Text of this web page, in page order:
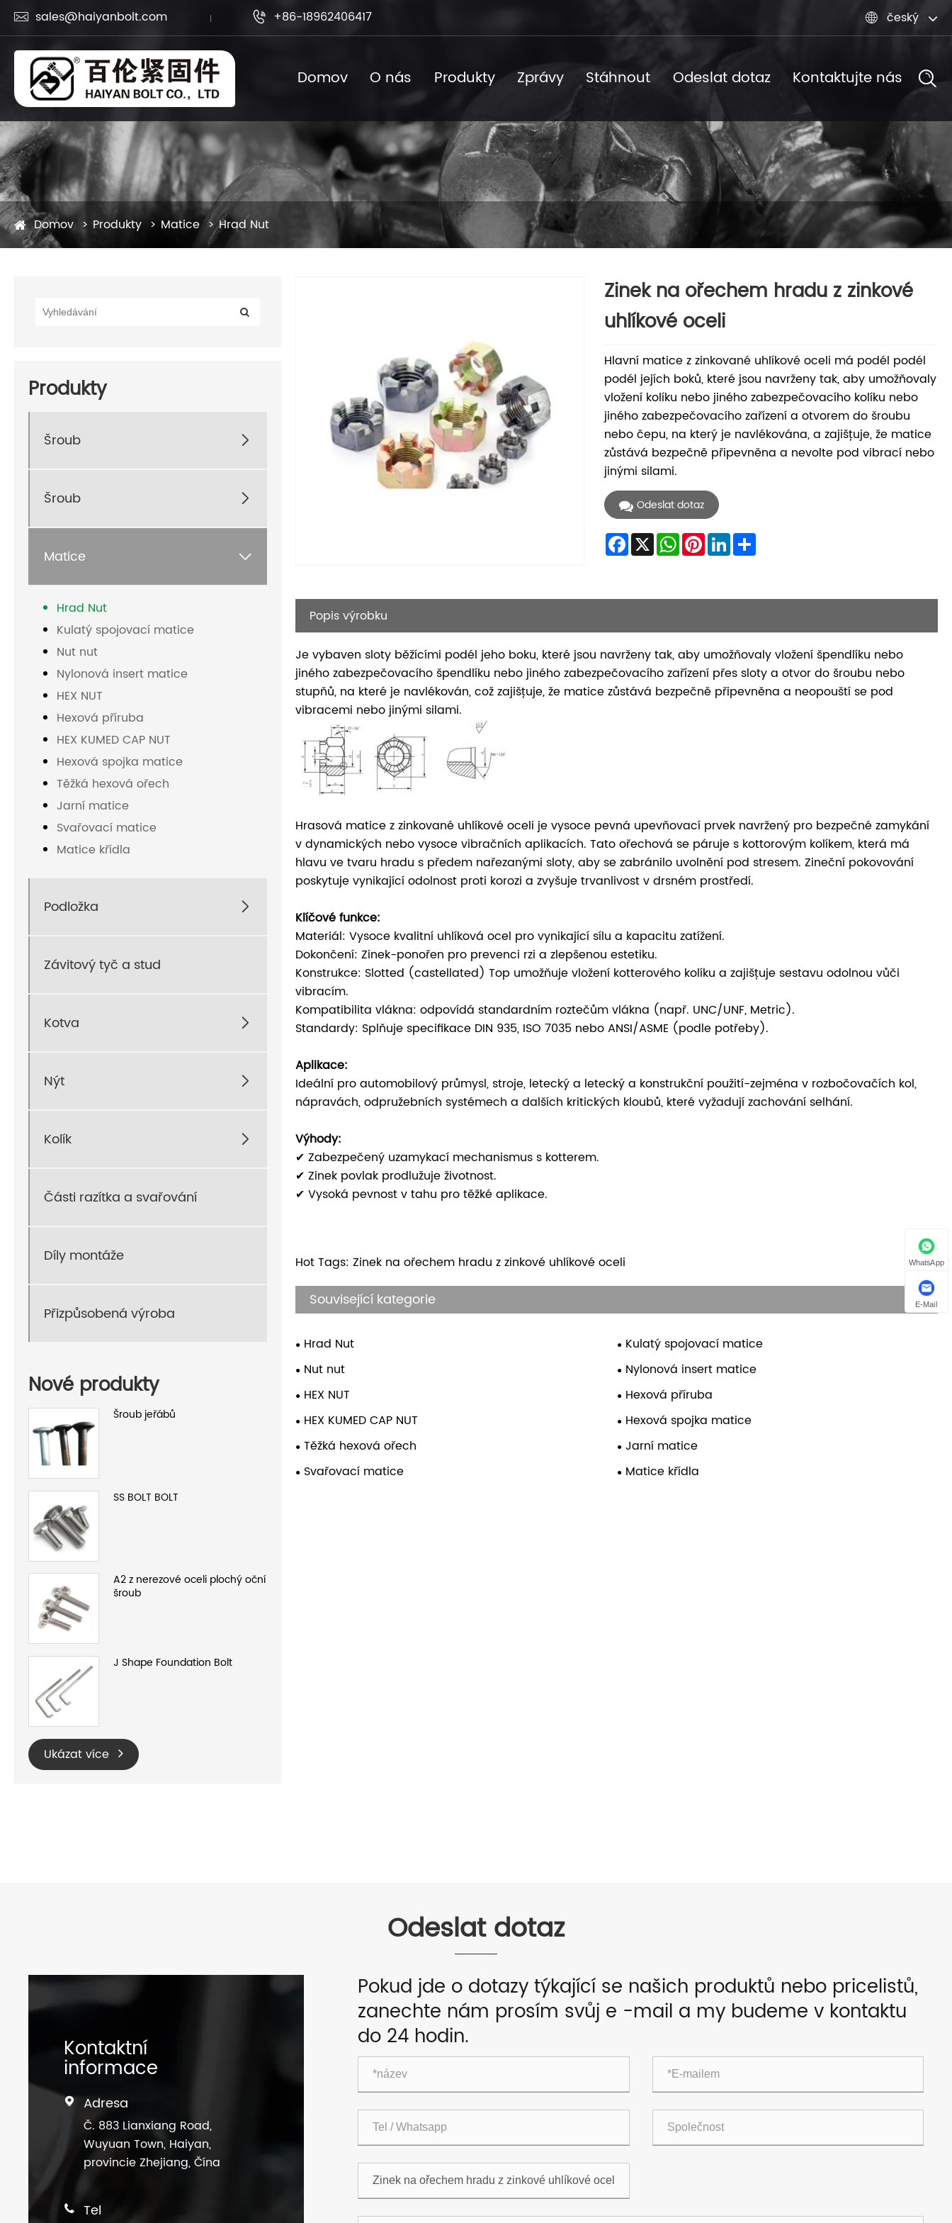
 sales@haiyanbolt.com  +86-18962406417  český
Domov O nás Produkty Zprávy Stáhnout Odeslat dotaz Kontaktujte nás
Domov Produkty Matice Hrad Nut
Produkty
Šroub 
Šroub 
Matice 
Hrad Nut
Kulatý spojovací matice
Nut nut
Nylonová insert matice
HEX NUT
Hexová příruba
HEX KUMED CAP NUT
Hexová spojka matice
Těžká hexová ořech
Jarní matice
Svařovací matice
Matice křídla
Podložka 
Závitový tyč a stud
Kotva 
Nýt 
Kolík 
Části razítka a svařování
Díly montáže
Přizpůsobená výroba
Nové produkty
Šroub jeřábů
SS BOLT BOLT
A2 z nerezové oceli plochý oční
šroub
J Shape Foundation Bolt
Ukázat více
Zinek na ořechem hradu z zinkové
uhlíkové oceli
Hlavní matice z zinkované uhlíkové oceli má podél podél
podél jejích boků, které jsou navrženy tak, aby umožňovaly
vložení kolíku nebo jiného zabezpečovacího kolíku nebo
jiného zabezpečovacího zařízení a otvorem do šroubu
nebo čepu, na který je navlékována, a zajišťuje, že matice
zůstává bezpečně připevněna a nevolte pod vibrací nebo
jinými silami.
Odeslat dotaz
Facebook
X WhatsApp
Pinterest
LinkedInShare
Popis výrobku
Je vybaven sloty běžícími podél jeho boku, které jsou navrženy tak, aby umožňovaly vložení špendlíku nebo
jiného zabezpečovacího špendlíku nebo jiného zabezpečovacího zařízení přes sloty a otvor do šroubu nebo
stupňů, na které je navlékován, což zajišťuje, že matice zůstává bezpečně připevněna a neopouští se pod
vibracemi nebo jinými silami.
Hrasová matice z zinkované uhlíkové oceli je vysoce pevná upevňovací prvek navržený pro bezpečné zamykání
v dynamických nebo vysoce vibračních aplikacích. Tato ořechová se páruje s kottorovým kolíkem, která má
hlavu ve tvaru hradu s předem nařezanými sloty, aby se zabránilo uvolnění pod stresem. Zineční pokovování
poskytuje vynikající odolnost proti korozi a zvyšuje trvanlivost v drsném prostředí.
Klíčové funkce:
Materiál: Vysoce kvalitní uhlíková ocel pro vynikající sílu a kapacitu zatížení.
Dokončení: Zinek-ponořen pro prevenci rzi a zlepšenou estetiku.
Konstrukce: Slotted (castellated) Top umožňuje vložení kotterového kolíku a zajišťuje sestavu odolnou vůči
vibracím.
Kompatibilita vlákna: odpovídá standardním roztečům vlákna (např. UNC/UNF, Metric).
Standardy: Splňuje specifikace DIN 935, ISO 7035 nebo ANSI/ASME (podle potřeby).
Aplikace:
Ideální pro automobilový průmysl, stroje, letecký a letecký a konstrukční použití-zejména v rozbočovačích kol,
nápravách, odpružebních systémech a dalších kritických kloubů, které vyžadují zachování selhání.
Výhody:
✔ Zabezpečený uzamykací mechanismus s kotterem.
✔ Zinek povlak prodlužuje životnost.
✔ Vysoká pevnost v tahu pro těžké aplikace.
Hot Tags: Zinek na ořechem hradu z zinkové uhlíkové oceli
Související kategorie
Hrad Nut
Kulatý spojovací matice
Nut nut
Nylonová insert matice
HEX NUT
Hexová příruba
HEX KUMED CAP NUT
Hexová spojka matice
Těžká hexová ořech
Jarní matice
Svařovací matice
Matice křídla
Odeslat dotaz
Kontaktní
informace
 Adresa
Č. 883 Lianxiang Road,
Wuyuan Town, Haiyan,
provincie Zhejiang, Čína
 Tel
Pokud jde o dotazy týkající se našich produktů nebo pricelistů,
zanechte nám prosím svůj e -mail a my budeme v kontaktu
do 24 hodin.
WhatsApp
E-Mail